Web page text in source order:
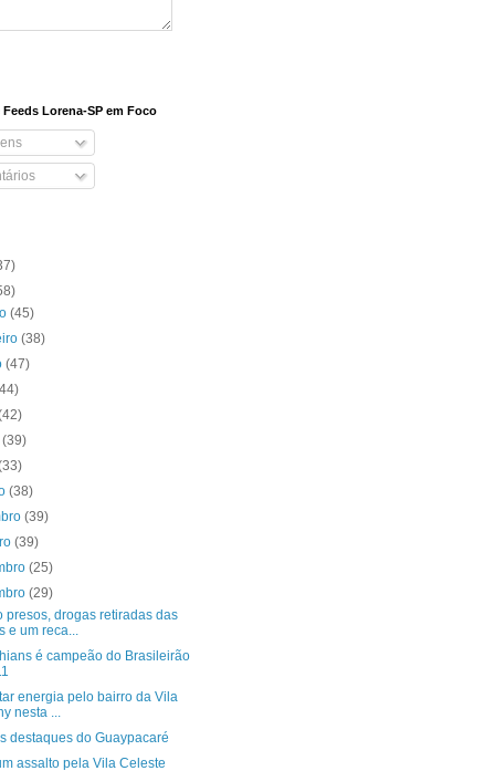
Lorena-SP em Foco
(45)
(38)
(47)
(39)
(38)
(39)
(39)
(25)
(29)
presos, drogas retiradas das
e um reca...
é campeão do Brasileirão
energia pelo bairro da Vila
nesta ...
destaques do Guaypacaré
assalto pela Vila Celeste